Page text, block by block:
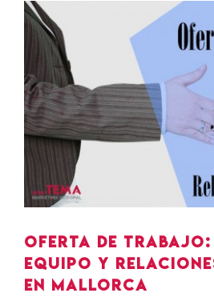
Ver
imagen
más
grande
Oferta de trabajo:
equipo y
en Mallorca